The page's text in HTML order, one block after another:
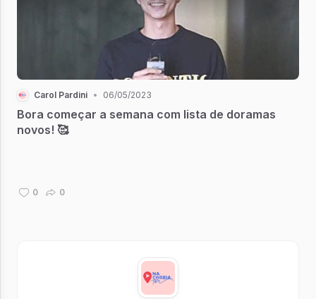
Carol Pardini • 06/05/2023
Bora começar a semana com lista de doramas
novos! 🥰
0 0